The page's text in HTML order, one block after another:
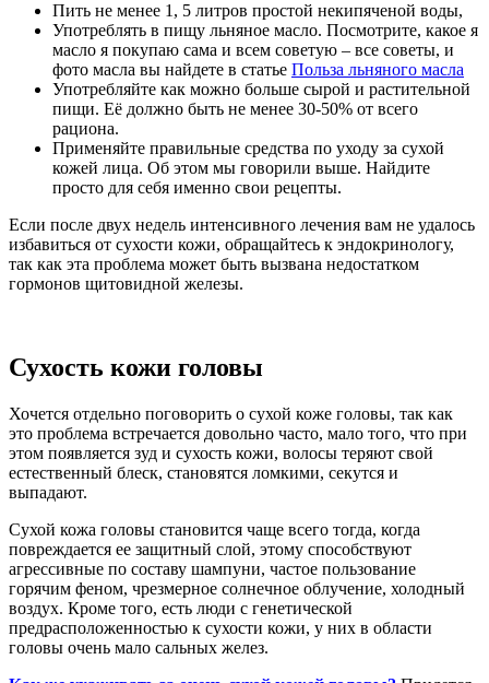
Пить не менее 1, 5 литров простой некипяченой воды,
Употреблять в пищу льняное масло. Посмотрите, какое я
масло я покупаю сама и всем советую – все советы, и
фото масла вы найдете в статье Польза льняного масла
Употребляйте как можно больше сырой и растительной
пищи. Её должно быть не менее 30-50% от всего
рациона.
Применяйте правильные средства по уходу за сухой
кожей лица. Об этом мы говорили выше. Найдите
просто для себя именно свои рецепты.
Если после двух недель интенсивного лечения вам не удалось
избавиться от сухости кожи, обращайтесь к эндокринологу,
так как эта проблема может быть вызвана недостатком
гормонов щитовидной железы.
Сухость кожи головы
Хочется отдельно поговорить о сухой коже головы, так как
это проблема встречается довольно часто, мало того, что при
этом появляется зуд и сухость кожи, волосы теряют свой
естественный блеск, становятся ломкими, секутся и
выпадают.
Сухой кожа головы становится чаще всего тогда, когда
повреждается ее защитный слой, этому способствуют
агрессивные по составу шампуни, частое пользование
горячим феном, чрезмерное солнечное облучение, холодный
воздух. Кроме того, есть люди с генетической
предрасположенностью к сухости кожи, у них в области
головы очень мало сальных желез.